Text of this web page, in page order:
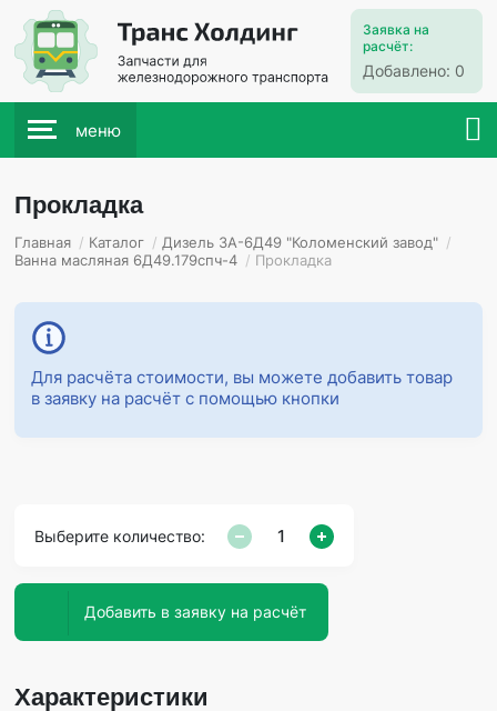
Заявка на
расчёт:
Добавлено: 0
меню
Прокладка
Главная / Каталог / Дизель 3А-6Д49 "Коломенский завод" /
Ванна масляная 6Д49.179спч-4 / Прокладка
Для расчёта стоимости, вы можете добавить товар
в заявку на расчёт с помощью кнопки
Выберите количество:
Добавить в заявку на расчёт
Характеристики